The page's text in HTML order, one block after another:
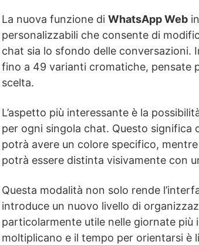
La nuova funzione di WhatsApp Web
personalizzabili che consente di
chat sia lo sfondo delle conversazioni.
fino a 49 varianti cromatiche, pensate
scelta.
L’aspetto più interessante è la
per ogni singola chat. Questo significa
potrà avere un colore specifico,
potrà essere distinta visivamente con
Questa modalità non solo rende
introduce un nuovo livello di
particolarmente utile nelle giornate più
moltiplicano e il tempo per orientarsi è